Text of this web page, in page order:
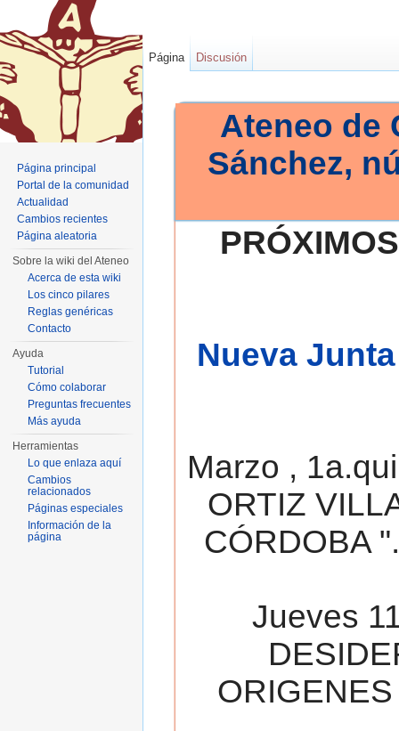
Ateneo de
Sánchez,
Nueva
Marzo ,
ORTIZ
CÓRDOBA
Jueves
Página Discusión
Página principal
Portal de la comunidad
Actualidad
Cambios recientes
Página aleatoria
Sobre la wiki del Ateneo
Acerca de esta wiki
Los cinco pilares
Reglas genéricas
Contacto
Ayuda
Tutorial
Cómo colaborar
Preguntas frecuentes
Más ayuda
Herramientas
Lo que enlaza aquí
Cambios
relacionados
Páginas especiales
Información de la
página